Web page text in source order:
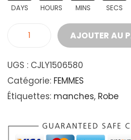
DAYS HOURS MINS SECS
AJOUTER AU
UGS : CJLY1506580
Catégorie: FEMMES
Étiquettes: manches, Robe